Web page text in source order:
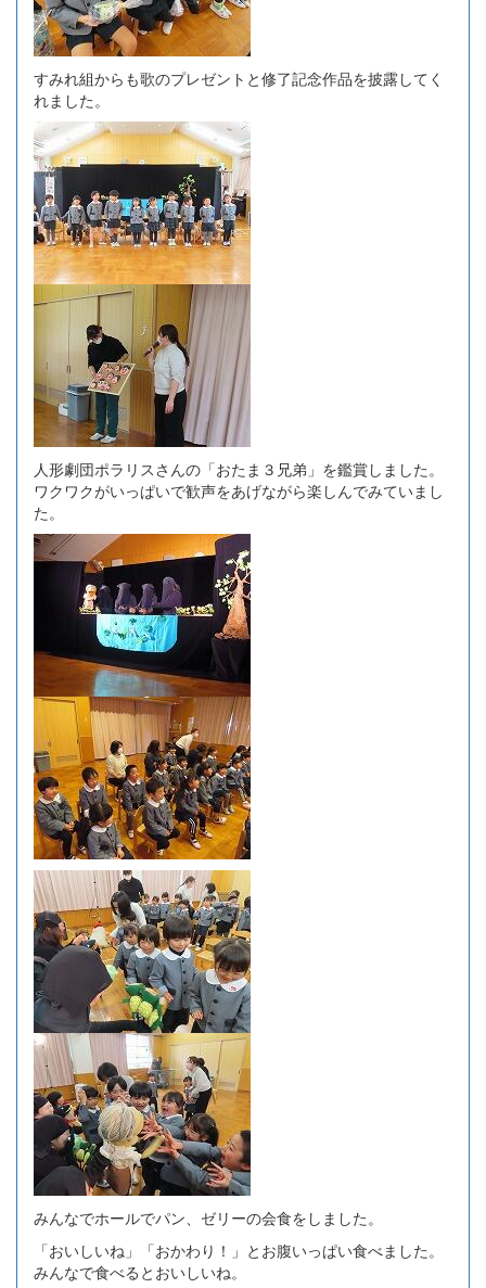
すみれ組からも歌のプレゼントと修了記念作品を披露してく
れました。
人形劇団ポラリスさんの「おたま３兄弟」を鑑賞しました。
ワクワクがいっぱいで歓声をあげながら楽しんでみていまし
た。
みんなでホールでパン、ゼリーの会食をしました。
「おいしいね」「おかわり！」とお腹いっぱい食べました。
みんなで食べるとおいしいね。